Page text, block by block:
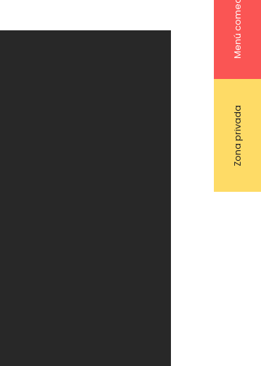
Zona privada
Menú comedor